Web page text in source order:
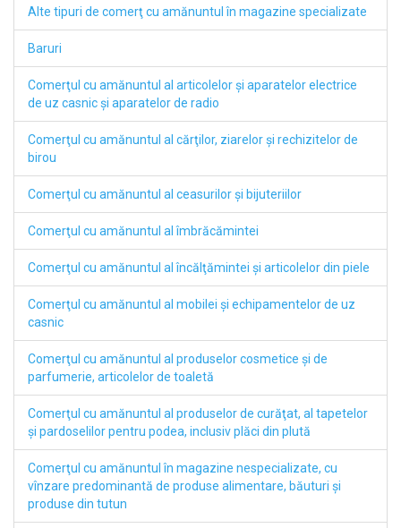
Alte tipuri de comerţ cu amănuntul în magazine specializate
Baruri
Comerţul cu amănuntul al articolelor şi aparatelor electrice
de uz casnic şi aparatelor de radio
Comerţul cu amănuntul al cărţilor, ziarelor şi rechizitelor de
birou
Comerţul cu amănuntul al ceasurilor şi bijuteriilor
Comerţul cu amănuntul al îmbrăcămintei
Comerţul cu amănuntul al încălţămintei şi articolelor din piele
Comerţul cu amănuntul al mobilei şi echipamentelor de uz
casnic
Comerţul cu amănuntul al produselor cosmetice şi de
parfumerie, articolelor de toaletă
Comerţul cu amănuntul al produselor de curăţat, al tapetelor
şi pardoselilor pentru podea, inclusiv plăci din plută
Comerţul cu amănuntul în magazine nespecializate, cu
vînzare predominantă de produse alimentare, băuturi şi
produse din tutun